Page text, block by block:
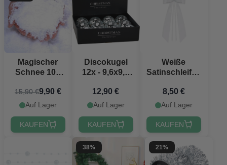
Magischer
Schnee 100
Liter Schnee
aus Pulver
15,90 €9,90 €
Auf Lager
KAUFEN
Discokugel
12x - 9,6x9,6
12,90 €
Auf Lager
KAUFEN
Weiße
Satinschleifen
8,50 €
Auf Lager
KAUFEN
38% 21%